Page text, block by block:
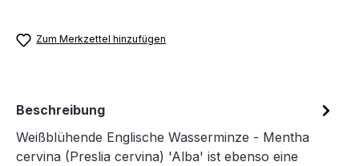
Zum Merkzettel hinzufügen
Beschreibung
Weißblühende Englische Wasserminze - Mentha
cervina (Preslia cervina) 'Alba' ist ebenso eine